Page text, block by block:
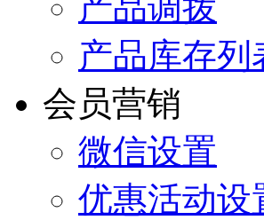
产品调拨
产品库存列
会员营销
微信设置
优惠活动设